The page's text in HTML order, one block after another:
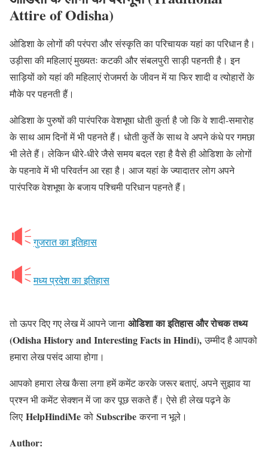
Attire of Odisha)
ओडिशा के लोगों की परंपरा और संस्कृति का परिचायक यहां का परिधान है।
उड़ीसा की महिलाएं मुख्यतः कटकी और संबलपुरी साड़ी पहनती है। इन
साड़ियों को यहां की महिलाएं रोजमर्रा के जीवन में या फिर शादी व त्योहारों के
मौके पर पहनती हैं।
ओडिशा के पुरुषों की पारंपरिक वेशभूषा धोती कुर्ता है जो कि वे शादी-समारोह
के साथ आम दिनों में भी पहनते हैं। धोती कुर्ते के साथ वे अपने कंधे पर गमछा
भी लेते हैं। लेकिन धीरे-धीरे जैसे समय बदल रहा है वैसे ही ओडिशा के लोगों
के पहनावे में भी परिवर्तन आ रहा है। आज यहां के ज्यादातर लोग अपने
पारंपरिक वेशभूषा के बजाय पश्चिमी परिधान पहनते हैं।
गुजरात का इतिहास
मध्य प्रदेश का इतिहास
तो ऊपर दिए गए लेख में आपने जाना ओडिशा का इतिहास और रोचक तथ्य
(Odisha History and Interesting Facts in Hindi),उम्मीद है आपको
हमारा लेख पसंद आया होगा।
आपको हमारा लेख कैसा लगा हमें कमेंट करके जरूर बताएं, अपने सुझाव या
प्रश्न भी कमेंट सेक्शन में जा कर पूछ सकते हैं। ऐसे ही लेख पढ़ने के
लिए HelpHindiMeको Subscribeकरना न भूले।
Author: